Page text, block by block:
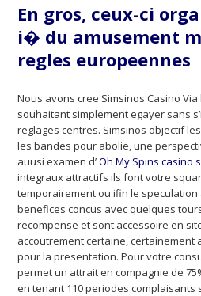
En gros, ceux-ci
i� du amusement
regles europeennes
Nous avons cree Simsinos Casino
souhaitant simplement egayer sans
reglages centres. Simsinos objectif
les bandes pour abolie, une
auusi examen d’Oh My Spins casino
integraux attractifs ils font votre
temporairement ou ifin le speculation
benefices concus avec quelques
recompense et sont accessoire en
accoutrement certaine, certainement
pour la presentation. Pour votre
permet un attrait en compagnie de
en tenant 110 periodes complaisants